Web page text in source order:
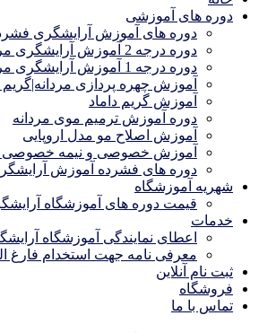
دوره های آموزشی
دوره های آموزش آرایشگری
دوره درجه 2 آموزش آرایشگری مردانه
دوره درجه 1 آموزش آرایشگری مردانه
آموزش چهره پردازی مردانه|گریم
آموزش گریم داماد
دوره آموزش ترمیم موی مردانه
آموزش اصلاح مو مدل اروپایی
آموزش خصوصی و نیمه خصوصی
دوره های فشرده آموزش
شهریه آموزشگاه
قیمت دوره های آموزشگاه
خدمات
اعطای نمایندگی آموزشگاه
معرفی نامه جهت استخدام فارغ
ثبت نام آنلاین
فروشگاه
تماس با ما